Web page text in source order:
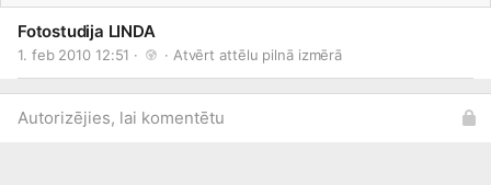
Fotostudija LINDA
1. feb 2010 12:51 · · Atvērt attēlu pilnā izmērā
Autorizējies, lai komentētu